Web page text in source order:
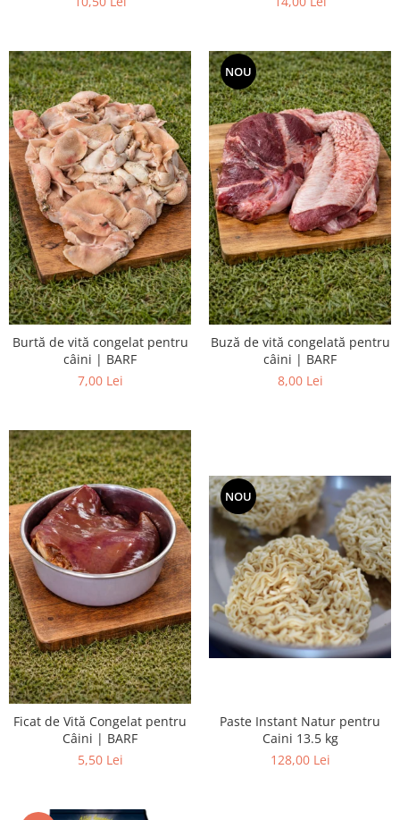
Accesorii Auto & Bicicletă
Botnițe
Identificare
Dresaj & Sport
Burtă de vită congelat pentru
câini | BARF
7,00 Lei
NOU
Buză de vită congelată pentru
câini | BARF
8,00 Lei
Ficat de Vită Congelat pentru
Câini | BARF
5,50 Lei
NOU
Paste Instant Natur pentru
Caini 13.5 kg
128,00 Lei